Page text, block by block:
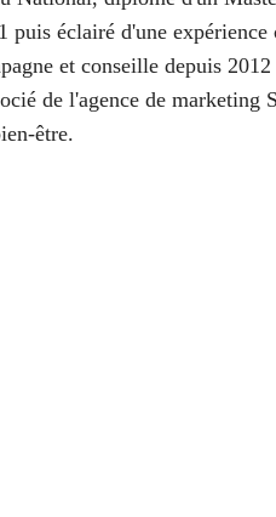
puis éclairé d'une
et conseille depuis
de l'agence de
être.